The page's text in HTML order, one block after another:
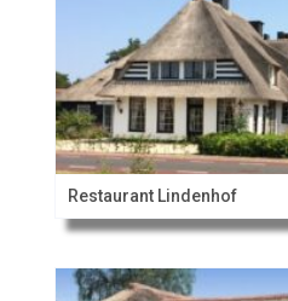
Restaurant Lindenhof